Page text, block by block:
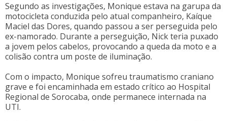
Segundo as investigações, Monique estava na garupa da
motocicleta conduzida pelo atual companheiro, Kaíque
Maciel das Dores, quando passou a ser perseguida pelo
ex-namorado. Durante a perseguição, Nick teria puxado
a jovem pelos cabelos, provocando a queda da moto e a
colisão contra um poste de iluminação.
Com o impacto, Monique sofreu traumatismo craniano
grave e foi encaminhada em estado crítico ao Hospital
Regional de Sorocaba, onde permanece internada na
UTI.